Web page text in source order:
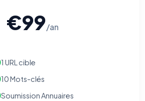
€99/an
1 URL cible
10 Mots-clés
Soumission Annuaires